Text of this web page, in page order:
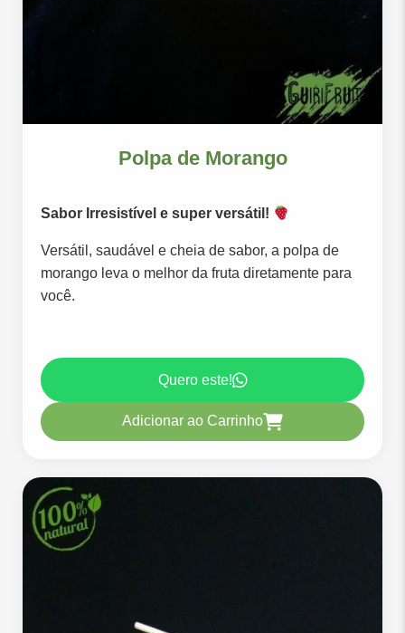
Polpa de Morango
Sabor Irresistível e super versátil!
Versátil, saudável e cheia de sabor, a polpa de
morango leva o melhor da fruta diretamente para
você.
Quero este!
Adicionar ao Carrinho